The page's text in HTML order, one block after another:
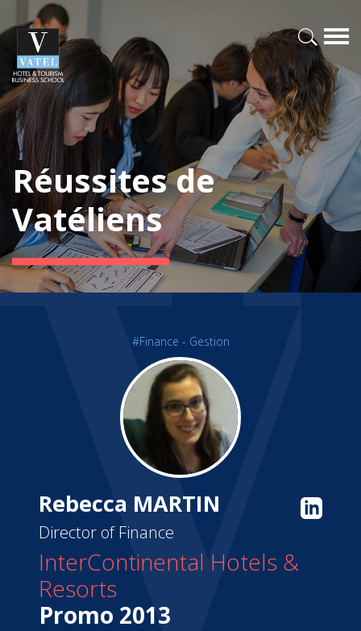
Réussites de
Vatéliens
#Finance - Gestion
Rebecca MARTIN
Director of Finance
InterContinental Hotels &
Resorts
Promo 2013